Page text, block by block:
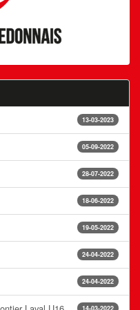
13-03-2023
05-09-2022
28-07-2022
18-06-2022
19-05-2022
24-04-2022
24-04-2022
14-03-2022